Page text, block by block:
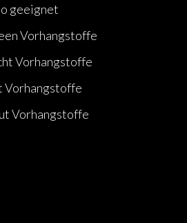
geeignet
Vorhangstoffe
Vorhangstoffe
Vorhangstoffe
Vorhangstoffe